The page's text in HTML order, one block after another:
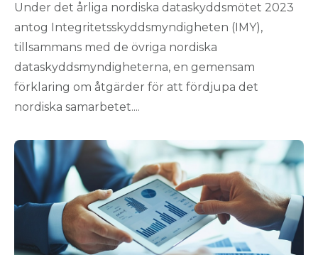
Under det årliga nordiska dataskyddsmötet 2023
antog Integritetsskyddsmyndigheten (IMY),
tillsammans med de övriga nordiska
dataskyddsmyndigheterna, en gemensam
förklaring om åtgärder för att fördjupa det
nordiska samarbetet....